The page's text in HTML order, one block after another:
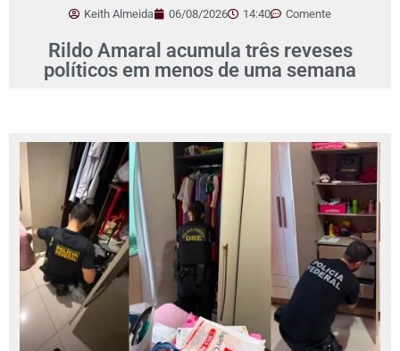
Keith Almeida 06/08/2026 14:40 Comente
Rildo Amaral acumula três reveses
políticos em menos de uma semana